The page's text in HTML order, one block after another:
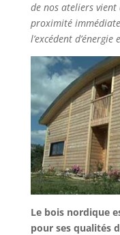
de nos ateliers
proximité
l’excédent
Le bois nordique
pour ses qualités